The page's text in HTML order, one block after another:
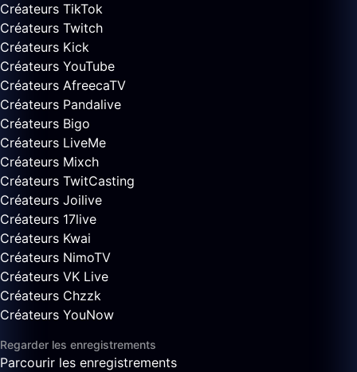
Créateurs TikTok
Créateurs Twitch
Créateurs Kick
Créateurs YouTube
Créateurs AfreecaTV
Créateurs Pandalive
Créateurs Bigo
Créateurs LiveMe
Créateurs Mixch
Créateurs TwitCasting
Créateurs Joilive
Créateurs 17live
Créateurs Kwai
Créateurs NimoTV
Créateurs VK Live
Créateurs Chzzk
Créateurs YouNow
Regarder les enregistrements
Parcourir les enregistrements